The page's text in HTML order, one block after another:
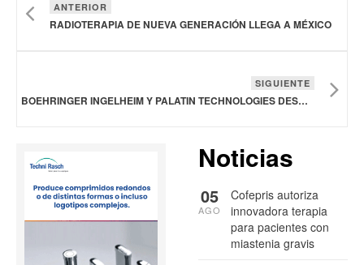
ANTERIOR
RADIOTERAPIA DE NUEVA GENERACIÓN LLEGA A MÉXICO
SIGUIENTE
BOEHRINGER INGELHEIM Y PALATIN TECHNOLOGIES DESARROLLARÁN TRATAMIENTO PARA ENFERMEDADES DE LA RETINA
Noticias
Cofepris autoriza
innovadora terapia
para pacientes con
miastenia gravis
05
AGO